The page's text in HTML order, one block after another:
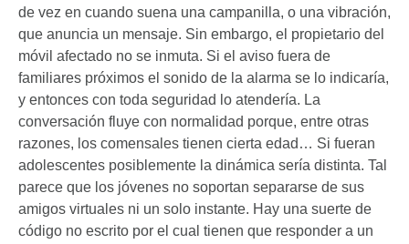
de vez en cuando suena una campanilla, o una vibración,
que anuncia un mensaje. Sin embargo, el propietario del
móvil afectado no se inmuta. Si el aviso fuera de
familiares próximos el sonido de la alarma se lo indicaría,
y entonces con toda seguridad lo atendería. La
conversación fluye con normalidad porque, entre otras
razones, los comensales tienen cierta edad… Si fueran
adolescentes posiblemente la dinámica sería distinta. Tal
parece que los jóvenes no soportan separarse de sus
amigos virtuales ni un solo instante. Hay una suerte de
código no escrito por el cual tienen que responder a un